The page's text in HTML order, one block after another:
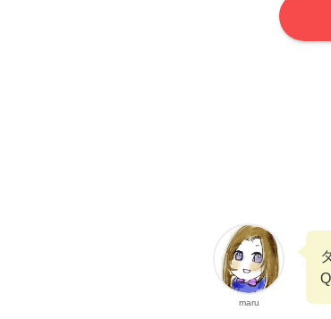
maru